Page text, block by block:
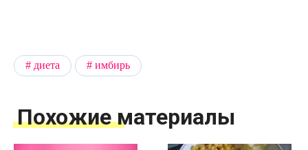
диета имбирь
Похожие материалы